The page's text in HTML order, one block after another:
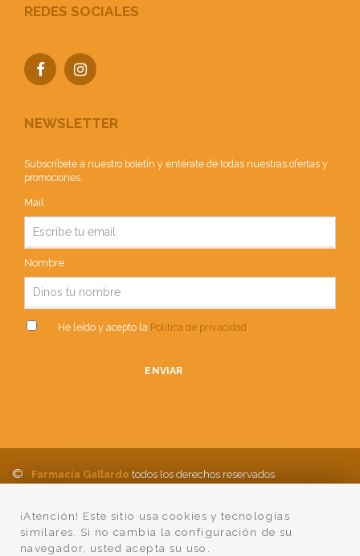
¡Atención! Este sitio usa cookies y tecnologías
similares. Si no cambia la configuración de su
navegador, usted acepta su uso.
REDES SOCIALES
NEWSLETTER
Subscríbete a nuestro boletín y entérate de todas nuestras ofertas y
promociones.
Mail
Nombre
He leído y acepto la Política de privacidad
ENVIAR
© Farmacia Gallardo todos los derechos reservados
Condiciones Compra
Lumedia